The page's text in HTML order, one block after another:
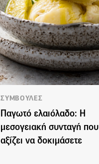
ΣΥΜΒΟΥΛΕΣ
Παγωτό ελαιόλαδο: Η
μεσογειακή συνταγή που
αξίζει να δοκιμάσετε